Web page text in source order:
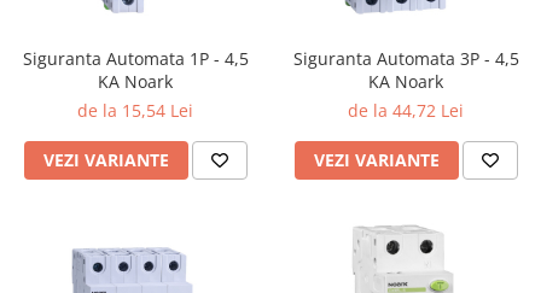
Siguranta Automata 1P - 4,5
KA Noark
de la 15,54 Lei
VEZI VARIANTE
Siguranta Automata 3P - 4,5
KA Noark
de la 44,72 Lei
VEZI VARIANTE